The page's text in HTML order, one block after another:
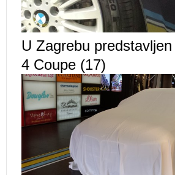
U Zagrebu
4 Coupe (17)